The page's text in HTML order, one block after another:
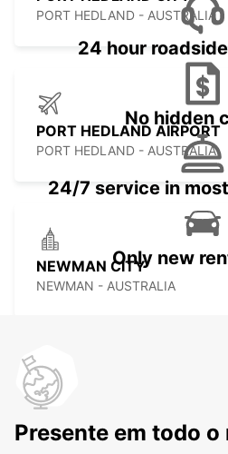
PORT HEDLAND - AUSTRALIA
PORT HEDLAND AIRPORT
PORT HEDLAND - AUSTRALIA
NEWMAN CITY
NEWMAN - AUSTRALIA
NEWMAN AIRPORT
24 hour
No hidden
24/7 service in
Only new
Presente em todo o